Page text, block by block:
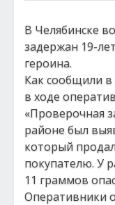
В Челябинске
задержан 19-
героина.
Как сообщили в
в ходе
«Проверочная
районе был
который
покупателю. У
11 граммов
Оперативники